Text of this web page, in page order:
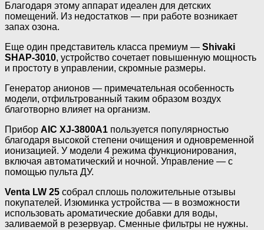
Благодаря этому аппарат идеален для детских
помещений. Из недостатков — при работе возникает
запах озона.
Еще один представитель класса премиум — Shivaki
SHAP-3010, устройство сочетает повышенную мощность
и простоту в управлении, скромные размеры.
Генератор анионов — примечательная особенность
модели, отфильтрованный таким образом воздух
благотворно влияет на организм.
Прибор AIC XJ-3800A1 пользуется популярностью
благодаря высокой степени очищения и одновременной
ионизацией. У модели 4 режима функционирования,
включая автоматический и ночной. Управление — с
помощью пульта ДУ.
Venta LW 25 собрал сплошь положительные отзывы
покупателей. Изюминка устройства — в возможности
использовать ароматические добавки для воды,
заливаемой в резервуар. Сменные фильтры не нужны.